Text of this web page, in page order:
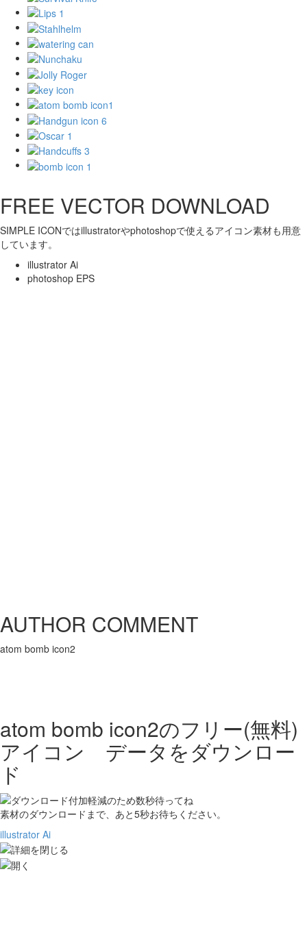
FREE VECTOR DOWNLOAD
SIMPLE ICONではillustratorやphotoshopで使えるアイコン素材も用意
しています。
illustrator Ai
photoshop EPS
AUTHOR COMMENT
atom bomb icon2
atom bomb icon2のフリー(無料)
アイコン データをダウンロー
ド
素材のダウンロードまで、あと5秒お待ちください。
illustrator Ai